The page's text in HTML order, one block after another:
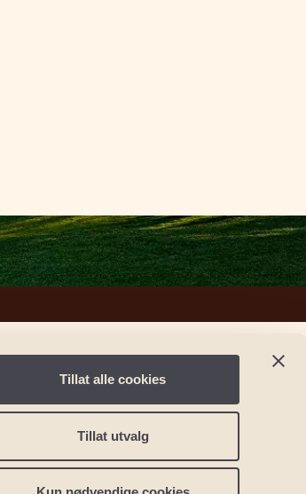
Tillat alle cookies
Tillat utvalg